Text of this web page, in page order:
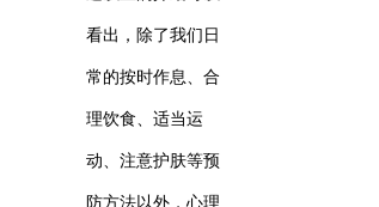
看出，除了我们日
常的按时作息、合
理饮食、适当运
动、注意护肤等预
防方法以外，心理